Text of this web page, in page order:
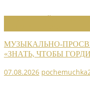
МУЗЫКАЛЬНО-
«ЗНАТЬ, ЧТОБЫ
07.08.2026